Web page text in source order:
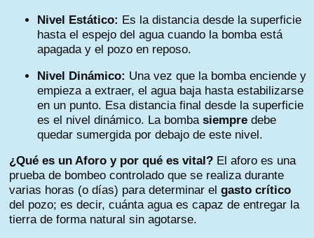
Nivel Estático: Es la distancia desde la superficie
hasta el espejo del agua cuando la bomba está
apagada y el pozo en reposo.
Nivel Dinámico: Una vez que la bomba enciende y
empieza a extraer, el agua baja hasta estabilizarse
en un punto. Esa distancia final desde la superficie
es el nivel dinámico. La bombasiempre debe
quedar sumergida por debajo de este nivel.
¿Qué es un Aforo y por qué es vital? El aforo es una
prueba de bombeo controlado que se realiza durante
varias horas (o días) para determinar elgasto crítico
del pozo; es decir, cuánta agua es capaz de entregar la
tierra de forma natural sin agotarse.